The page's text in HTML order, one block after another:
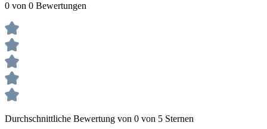
0 von 0 Bewertungen
Durchschnittliche Bewertung von 0 von 5 Sternen